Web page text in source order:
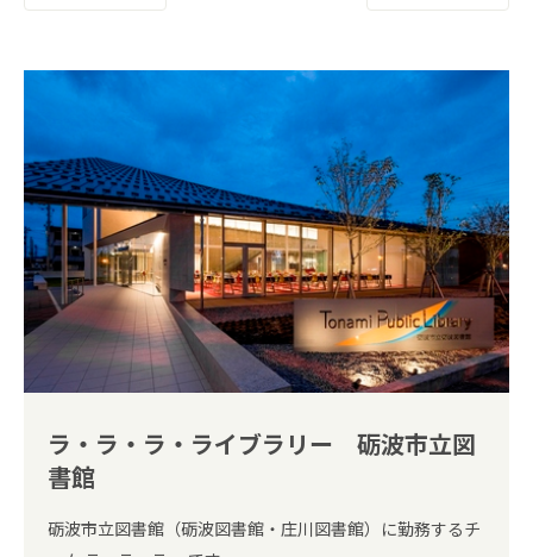
ラ・ラ・ラ・ライブラリー 砺波市立図
書館
砺波市立図書館（砺波図書館・庄川図書館）に勤務するチ